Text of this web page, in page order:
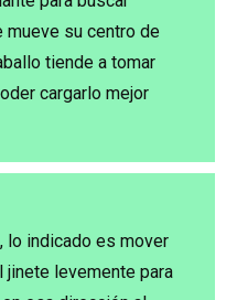
mueve su centro de
tiende a tomar
cargarlo mejor
lo indicado es mover
jinete levemente para